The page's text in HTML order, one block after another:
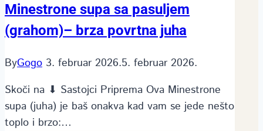
Minestrone supa sa pasuljem
(grahom)– brza povrtna juha
ByGogo 3. februar 2026.5. februar 2026.
Skoči na ⬇ Sastojci Priprema Ova Minestrone
supa (juha) je baš onakva kad vam se jede nešto
toplo i brzo:…